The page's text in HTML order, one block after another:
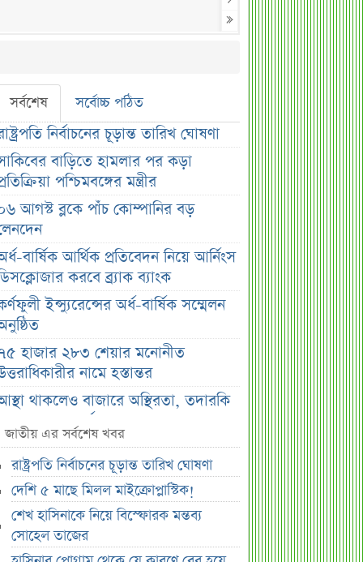
সর্বশেষ সর্বোচ্চ পঠিত
নির্বাচনের চূড়ান্ত তারিখ ঘোষণা
বাড়িতে হামলার পর কড়া
পশ্চিমবঙ্গের মন্ত্রীর
আগস্ট ব্লকে পাঁচ কোম্পানির বড়
বার্ষিক আর্থিক প্রতিবেদন নিয়ে আর্নিংস
করবে ব্র্যাক ব্যাংক
ইন্স্যুরেন্সের অর্ধ-বার্ষিক সম্মেলন
হাজার ২৮৩ শেয়ার মনোনীত
নামে হস্তান্তর
থাকলেও বাজারে অস্থিরতা, তদারকি
বাড়ানোর পরামর্শ
আগস্ট লেনদেনের শীর্ষ ১০ শেয়ার
০৬ আগস্ট দর পতনের শীর্ষ ১০ শেয়ার
০৬ আগস্ট দর বৃদ্ধির শীর্ষ ১০ শেয়ার
৫ মাছে মিলল মাইক্রোপ্লাস্টিক!
জাতীয় এর সর্বশেষ খবর
রাষ্ট্রপতি নির্বাচনের চূড়ান্ত তারিখ ঘোষণা
দেশি ৫ মাছে মিলল মাইক্রোপ্লাস্টিক!
শেখ হাসিনাকে নিয়ে বিস্ফোরক মন্তব্য
সোহেল তাজের